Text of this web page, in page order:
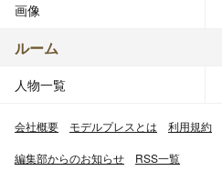
画像
ルーム
人物一覧
会社概要 モデルプレスとは 利用規約
編集部からのお知らせ RSS一覧